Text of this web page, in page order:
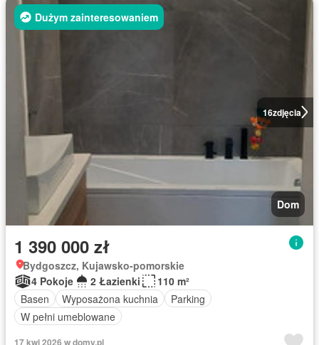
16zdjęcia
Dużym zainteresowaniem
Dom
1 390 000 zł
Bydgoszcz, Kujawsko-pomorskie
4 Pokoje
2 Łazienki
110 m²
Basen
Wyposażona kuchnia
Parking
W pełni umeblowane
17 kwi 2026 w domy.pl